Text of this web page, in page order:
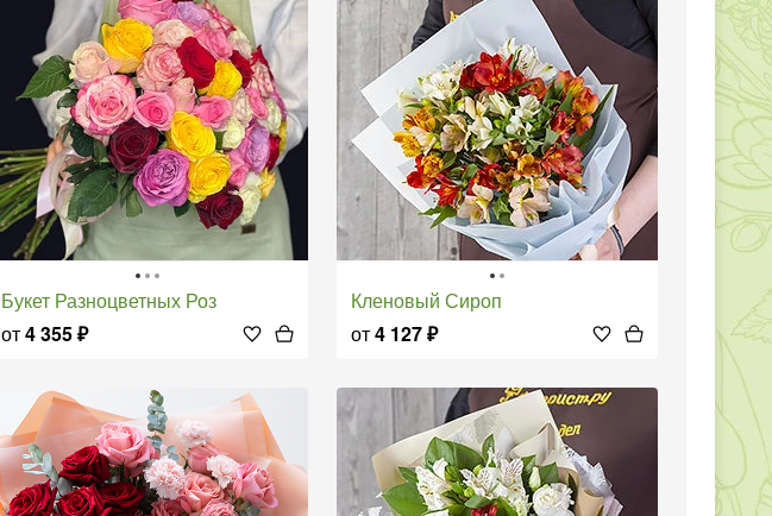
Букет Разноцветных Роз
от4 355₽
Кленовый Сироп
от4 127₽